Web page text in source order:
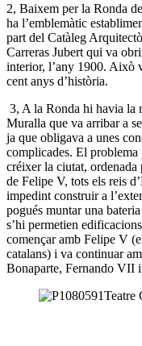
2, Baixem per la Ronda
ha l’emblemàtic
part del Catàleg
Carreras Jubert qui va
interior, l’any 1900. Això
cent anys d’història.
3, A la Ronda hi havia la
Muralla que va arribar a
ja que obligava a unes
complicades. El
créixer la ciutat, ordenada
de Felipe V, tots els reis
impedint construir a
pogués muntar una
s’hi permetien
començar amb Felipe V
catalans) i va continuar
Bonaparte, Fernando VII